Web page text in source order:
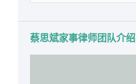
蔡思斌家事律师团队介绍